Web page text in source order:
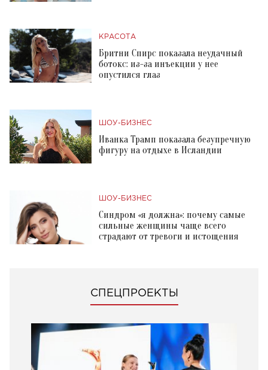
КРАСОТА
Бритни Спирс показала неудачный
ботокс: из-за инъекции у нее
опустился глаз
ШОУ-БИЗНЕС
Иванка Трамп показала безупречную
фигуру на отдыхе в Исландии
ШОУ-БИЗНЕС
Синдром «я должна»: почему самые
сильные женщины чаще всего
страдают от тревоги и истощения
СПЕЦПРОЕКТЫ